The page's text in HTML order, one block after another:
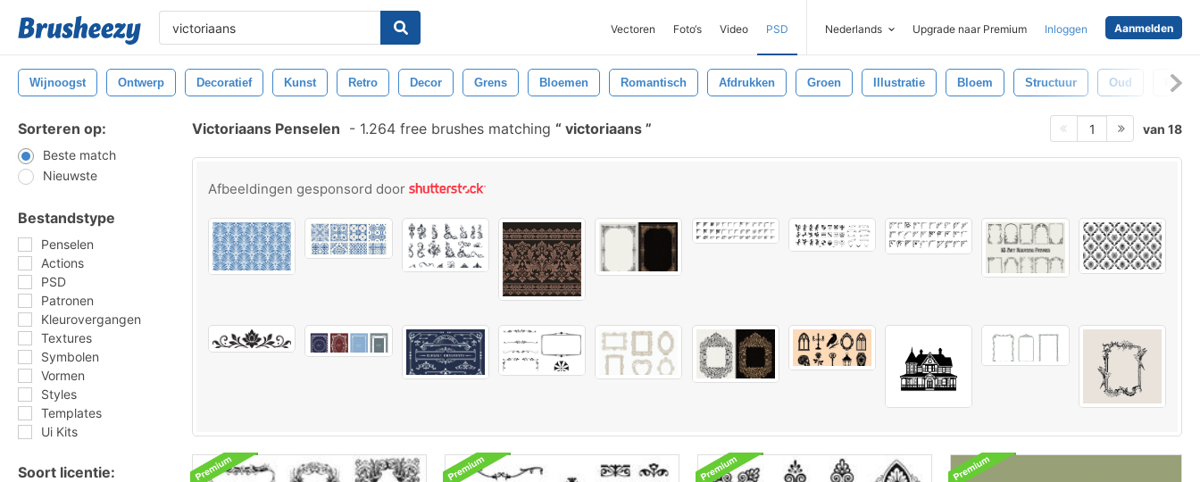
Vectoren Foto‘s Video PSD Nederlands Upgrade naar Premium Inloggen Aanmelden
Wijnoogst Ontwerp Decoratief Kunst Retro Decor Grens Bloemen Romantisch Afdrukken Groen Illustratie Bloem Structuur Oud
Sorteren op:
Beste match
Nieuwste
Bestandstype
Penselen
Actions
PSD
Patronen
Kleurovergangen
Textures
Symbolen
Vormen
Styles
Templates
Ui Kits
Soort licentie:
Victoriaans Penselen - 1.264 free brushes matching victoriaans 1 van 18
Afbeeldingen gesponsord door